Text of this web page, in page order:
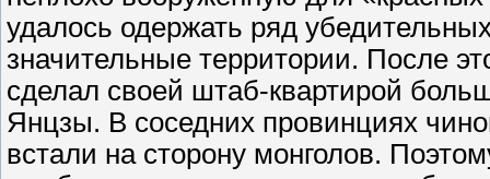
удалось одержать ряд
значительные территории. После
сделал своей штаб-квартирой
Янцзы. В соседних провинциях
встали на сторону монголов.